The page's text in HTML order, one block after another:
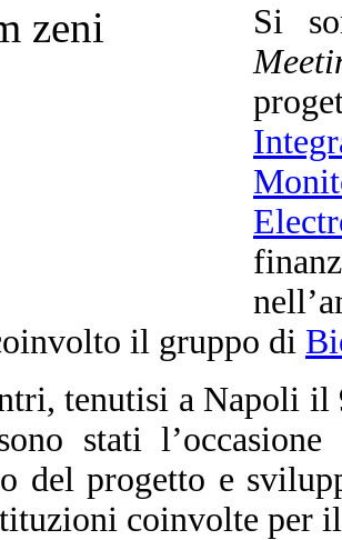
Si
il gruppo di
tenutisi a Napoli il
stati
del progetto e
coinvolte per